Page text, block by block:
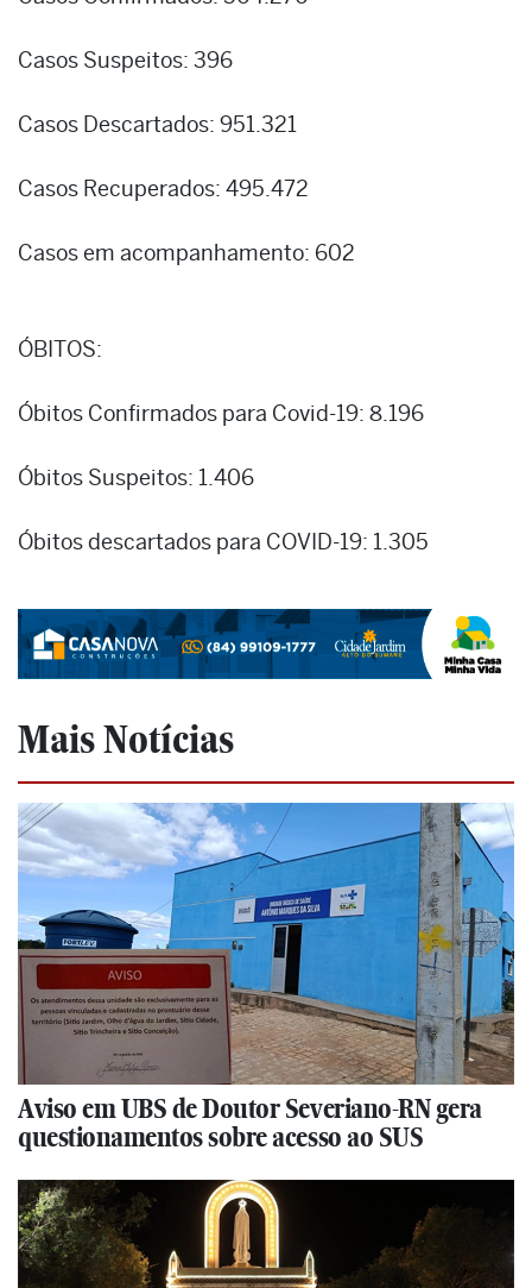
Casos Suspeitos: 396
Casos Descartados: 951.321
Casos Recuperados: 495.472
Casos em acompanhamento: 602
ÓBITOS:
Óbitos Confirmados para Covid-19: 8.196
Óbitos Suspeitos: 1.406
Óbitos descartados para COVID-19: 1.305
Mais Notícias
Aviso em UBS de Doutor Severiano-RN gera
questionamentos sobre acesso ao SUS